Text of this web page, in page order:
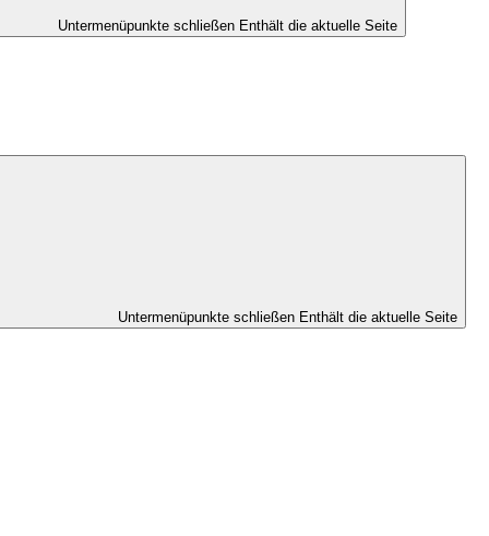
Untermenüpunkte schließen Enthält die aktuelle Seite
Untermenüpunkte schließen Enthält die aktuelle Seite